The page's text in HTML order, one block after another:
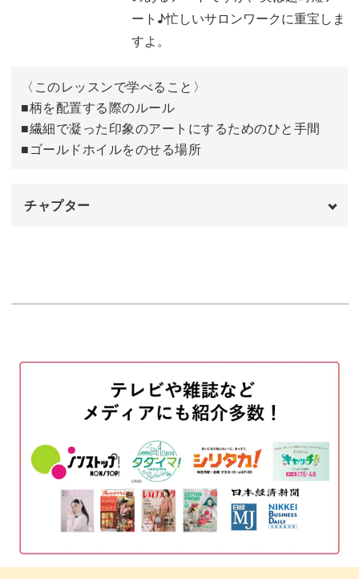
でお洒落なレオパード柄を楽しんでいただくことができる
方法をお伝えしています。
同じ技法を用いても、ひと手間を変えるだけで少し柔らか
めの雰囲気のレオパード柄にすることもできる万能デザイ
ンをぜひ習得してくださいね♪
れましょう！
ート♪忙しいサロンワークに重宝しま
すよ。
〈このレッスンで学べること〉
■柄を配置する際のルール
■繊細で凝った印象のアートにするためのひと手間
■ゴールドホイルをのせる場所
チャプター
明るいブラウンをのせる
濃いブラウンをのせる
ブラックで斑点模様を作る 06:21
斑点をライナー筆で伸ばす
ゴールドのフィルムを貼る
トップジェルを塗って仕上げる 11:33